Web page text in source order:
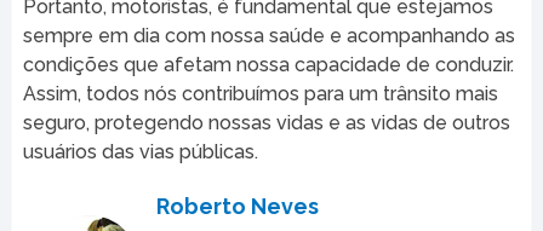
Portanto, motoristas, é fundamental que estejamos
sempre em dia com nossa saúde e acompanhando as
condições que afetam nossa capacidade de conduzir.
Assim, todos nós contribuímos para um trânsito mais
seguro, protegendo nossas vidas e as vidas de outros
usuários das vias públicas.
Roberto Neves